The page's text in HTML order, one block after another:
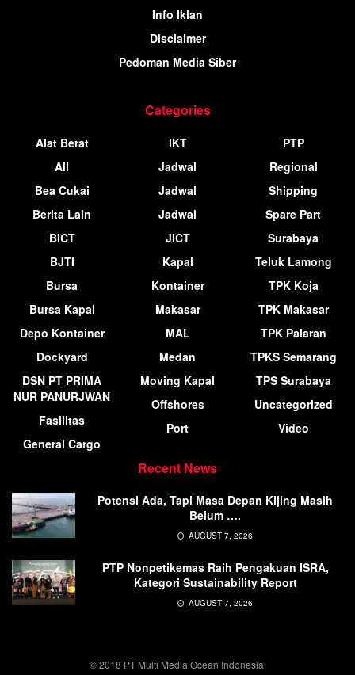
Info Iklan
Disclaimer
Pedoman Media Siber
Categories
Alat Berat
All
Bea Cukai
Berita Lain
BICT
BJTI
Bursa
Bursa Kapal
Depo Kontainer
Dockyard
DSN PT PRIMA
NUR PANURJWAN
Fasilitas
General Cargo
IKT
Jadwal
Jadwal
Jadwal
JICT
Kapal
Kontainer
Makasar
MAL
Medan
Moving Kapal
Offshores
Port
PTP
Regional
Shipping
Spare Part
Surabaya
Teluk Lamong
TPK Koja
TPK Makasar
TPK Palaran
TPKS Semarang
TPS Surabaya
Uncategorized
Video
Recent News
Potensi Ada, Tapi Masa Depan Kijing Masih
Belum ….
AUGUST 7, 2026
PTP Nonpetikemas Raih Pengakuan ISRA,
Kategori Sustainability Report
AUGUST 7, 2026
© 2018 PT Multi Media Ocean Indonesia.